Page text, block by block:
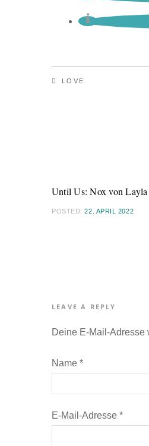
LOVE
Until Us: Nox von
POSTED:22. APRIL 2022
LEAVE A REPLY
Deine E-Mail-Adresse
Name *
E-Mail-Adresse *